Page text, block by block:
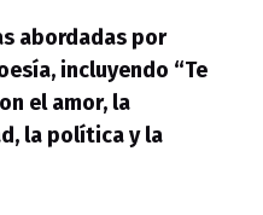
abordadas por
incluyendo “Te
el amor, la
la política y la